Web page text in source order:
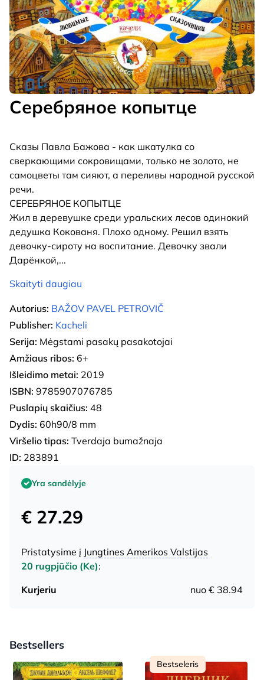
Серебряное копытце
Сказы Павла Бажова - как шкатулка со
сверкающими сокровищами, только не золото, не
самоцветы там сияют, а переливы народной русской
речи.
СЕРЕБРЯНОЕ КОПЫТЦЕ
Жил в деревушке среди уральских лесов одинокий
дедушка Кокованя. Плохо одному. Решил взять
девочку-сироту на воспитание. Девочку звали
Дарёнкой,...
Skaityti daugiau
Autorius: BAŽOV PAVEL PETROVIČ
Publisher: Kacheli
Serija: Mėgstami pasakų pasakotojai
Amžiaus ribos: 6+
Išleidimo metai: 2019
ISBN: 9785907076785
Puslapių skaičius: 48
Dydis: 60h90/8 mm
Viršelio tipas: Tverdaja bumažnaja
ID: 283891
Yra sandėlyje
€ 27.29
Pristatysime į Jungtines Amerikos Valstijas
20 rugpjūčio (Ke):
Kurjeriu
nuo € 38.94
Bestsellers
Bestseleris